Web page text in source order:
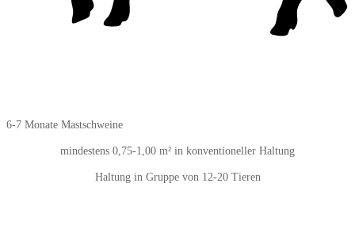
6-7 Monate Mastschweine
mindestens 0,75-1,00 m² in konventioneller Haltung
Haltung in Gruppe von 12-20 Tieren